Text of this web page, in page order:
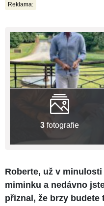
Reklama:
3 fotografie
Roberte, už v
miminku a nedávno
přiznal, že brzy budete